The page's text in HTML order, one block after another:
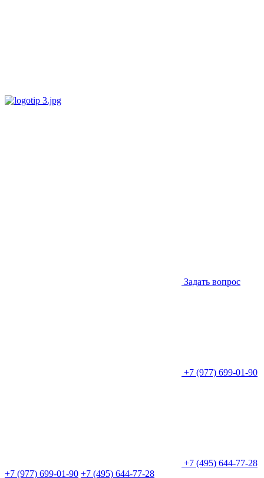
Задать вопрос
+7 (977) 699-01-90
+7 (495) 644-77-28
+7 (977) 699-01-90 +7 (495) 644-77-28